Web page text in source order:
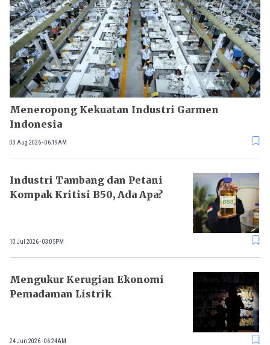
Meneropong Kekuatan Industri Garmen
Indonesia
03 Aug 2026 - 06:19AM
Industri Tambang dan Petani
Kompak Kritisi B50, Ada Apa?
10 Jul 2026 - 03:05PM
Mengukur Kerugian Ekonomi
Pemadaman Listrik
24 Jun 2026 - 06:24AM